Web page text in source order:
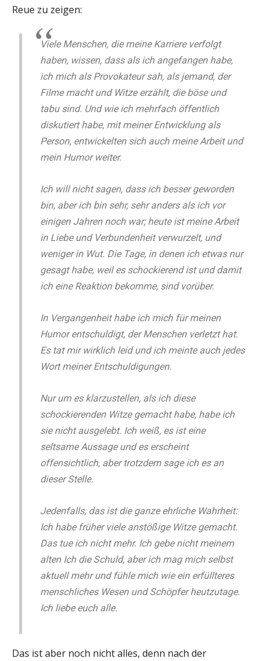
Reue zu zeigen:
Viele Menschen, die meine Karriere verfolgt
haben, wissen, dass als ich angefangen habe,
ich mich als Provokateur sah, als jemand, der
Filme macht und Witze erzählt, die böse und
tabu sind. Und wie ich mehrfach öffentlich
diskutiert habe, mit meiner Entwicklung als
Person, entwickelten sich auch meine Arbeit und
mein Humor weiter.
Ich will nicht sagen, dass ich besser geworden
bin, aber ich bin sehr, sehr anders als ich vor
einigen Jahren noch war; heute ist meine Arbeit
in Liebe und Verbundenheit verwurzelt, und
weniger in Wut. Die Tage, in denen ich etwas nur
gesagt habe, weil es schockierend ist und damit
ich eine Reaktion bekomme, sind vorüber.
In Vergangenheit habe ich mich für meinen
Humor entschuldigt, der Menschen verletzt hat.
Es tat mir wirklich leid und ich meinte auch jedes
Wort meiner Entschuldigungen.
Nur um es klarzustellen, als ich diese
schockierenden Witze gemacht habe, habe ich
sie nicht ausgelebt. Ich weiß, es ist eine
seltsame Aussage und es erscheint
offensichtlich, aber trotzdem sage ich es an
dieser Stelle.
Jedenfalls, das ist die ganze ehrliche Wahrheit:
Ich habe früher viele anstößige Witze gemacht.
Das tue ich nicht mehr. Ich gebe nicht meinem
alten Ich die Schuld, aber ich mag mich selbst
aktuell mehr und fühle mich wie ein erfüllteres
menschliches Wesen und Schöpfer heutzutage.
Ich liebe euch alle.
Das ist aber noch nicht alles, denn nach der